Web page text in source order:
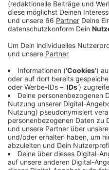
Anzeige
Wie es danach aussehen
Betroffene in dem
sofort Ansprechpartner.
Büro eingesetzt - dort gibt
Anliegerbeauftragte, die
Sprechstunde anbieten.
deren Büro am Graf-
Monat stattfinden.
der Wehrhahnlinie
Querstraßen noch